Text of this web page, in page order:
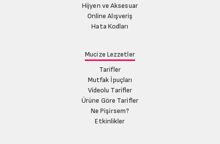
Hijyen ve Aksesuar
Online Alışveriş
Hata Kodları
Mucize Lezzetler
Tarifler
Mutfak İpuçları
Videolu Tarifler
Ürüne Göre Tarifler
Ne Pişirsem?
Etkinlikler